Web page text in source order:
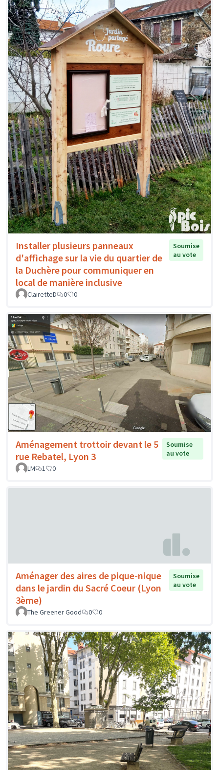
Installer plusieurs panneaux
d'affichage sur la vie du quartier de
la Duchère pour communiquer en
local de manière inclusive
Soumise
au vote
ClairetteD 0 0
Aménagement trottoir devant le 5
rue Rebatel, Lyon 3
Soumise
au vote
LM
1 0
Aménager des aires de pique-nique
dans le jardin du Sacré Coeur (Lyon
3ème)
Soumise
au vote
The Greener Good 0 0